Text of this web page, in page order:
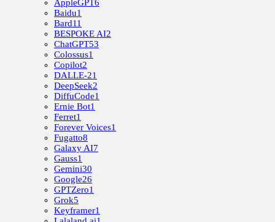
AppleGPT6
Baidu1
Bard11
BESPOKE AI2
ChatGPT53
Colossus1
Copilot2
DALLE-21
DeepSeek2
DiffuCode1
Ernie Bot1
Ferret1
Forever Voices1
Fugatto8
Galaxy AI7
Gauss1
Gemini30
Google26
GPTZero1
Grok5
Keyframer1